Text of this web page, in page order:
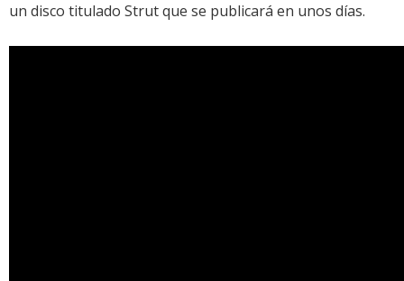
un disco titulado Strutque se publicará en unos días.